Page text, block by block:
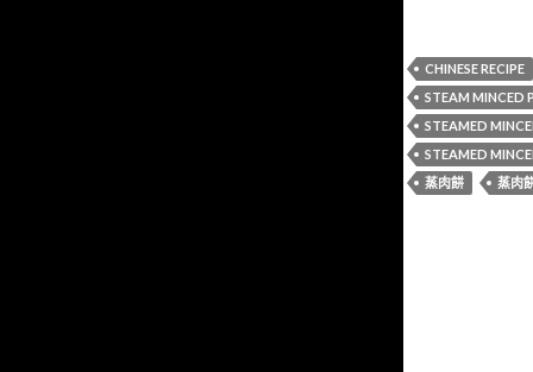
CHINESE RECIPE
STEAM MINCED
STEAMED
STEAMED
蒸肉餅
蒸肉